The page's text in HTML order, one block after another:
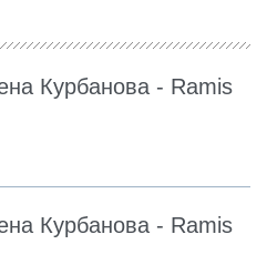
Курбанова - Ramis
Курбанова - Ramis